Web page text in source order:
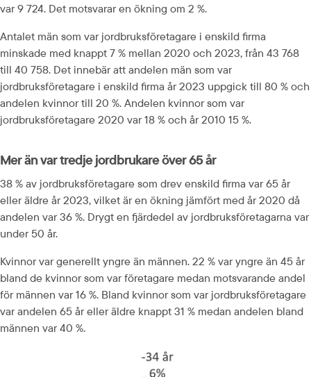
var 9 724. Det motsvarar en ökning om 2 %.
Antalet män som var jordbruksföretagare i enskild firma
minskade med knappt 7 % mellan 2020 och 2023, från 43 768
till 40 758. Det innebär att andelen män som var
jordbruksföretagare i enskild firma år 2023 uppgick till 80 % och
andelen kvinnor till 20 %. Andelen kvinnor som var
jordbruksföretagare 2020 var 18 % och år 2010 15 %.
Mer än var tredje jordbrukare över 65 år
38 % av jordbruksföretagare som drev enskild firma var 65 år
eller äldre år 2023, vilket är en ökning jämfört med år 2020 då
andelen var 36 %. Drygt en fjärdedel av jordbruksföretagarna var
under 50 år.
Kvinnor var generellt yngre än männen. 22 % var yngre än 45 år
bland de kvinnor som var företagare medan motsvarande andel
för männen var 16 %. Bland kvinnor som var jordbruksföretagare
var andelen 65 år eller äldre knappt 31 % medan andelen bland
männen var 40 %.